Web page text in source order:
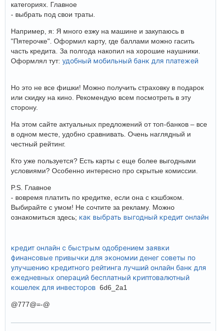
категориях. Главное
- выбрать под свои траты.
Например, я: Я много езжу на машине и закупаюсь в
"Пятерочке". Оформил карту, где баллами можно гасить
часть кредита. За полгода накопил на хорошие наушники.
Оформлял тут: удобный мобильный банк для платежей
Но это не все фишки! Можно получить страховку в подарок
или скидку на кино. Рекомендую всем посмотреть в эту
сторону.
На этом сайте актуальных предложений от топ-банков – все
в одном месте, удобно сравнивать. Очень наглядный и
честный рейтинг.
Кто уже пользуется? Есть карты с еще более выгодными
условиями? Особенно интересно про скрытые комиссии.
P.S. Главное
- вовремя платить по кредитке, если она с кэшбэком.
Выбирайте с умом! Не сочтите за рекламу. Можно
ознакомиться здесь; как выбрать выгодный кредит онлайн
кредит онлайн с быстрым одобрением заявки
финансовые привычки для экономии денег советы по
улучшению кредитного рейтинга лучший онлайн банк для
ежедневных операций бесплатный криптовалютный
кошелек для инвесторов 6d6_2a1
@777@=-@